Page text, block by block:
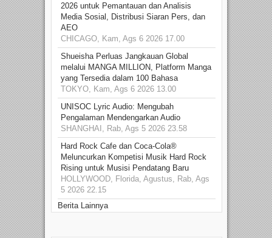
2026 untuk Pemantauan dan Analisis
Media Sosial, Distribusi Siaran Pers, dan
AEO
CHICAGO, Kam, Ags 6 2026 17.00
Shueisha Perluas Jangkauan Global
melalui MANGA MILLION, Platform Manga
yang Tersedia dalam 100 Bahasa
TOKYO, Kam, Ags 6 2026 13.00
UNISOC Lyric Audio: Mengubah
Pengalaman Mendengarkan Audio
SHANGHAI, Rab, Ags 5 2026 23.58
Hard Rock Cafe dan Coca-Cola®
Meluncurkan Kompetisi Musik Hard Rock
Rising untuk Musisi Pendatang Baru
HOLLYWOOD, Florida, Agustus, Rab, Ags
5 2026 22.15
Berita Lainnya